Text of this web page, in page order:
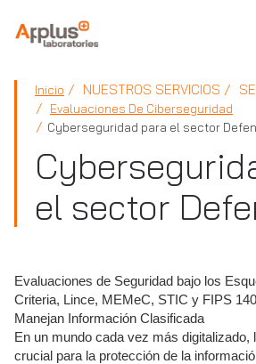
APPLUS+
Inicio NUESTROS SERVICIOS
Evaluaciones De Ciberseguridad
Cyberseguridad para el sector
el sector
Evaluaciones de Seguridad bajo los
Criteria, Lince, MEMeC, STIC y FIPS
Manejan Información Clasificada
En un mundo cada vez más digitalizado,
crucial para la protección de la